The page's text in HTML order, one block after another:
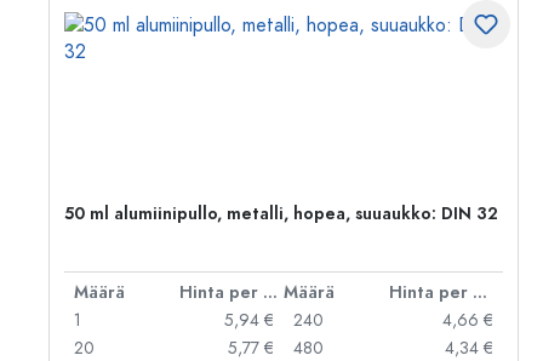
50 ml alumiinipullo, metalli, hopea, suuaukko: DIN 32
Määrä Hinta per kpl Määrä
Hinta per kpl
1
5,94 €
20
5,77 €
240
4,66 €
480
4,34 €